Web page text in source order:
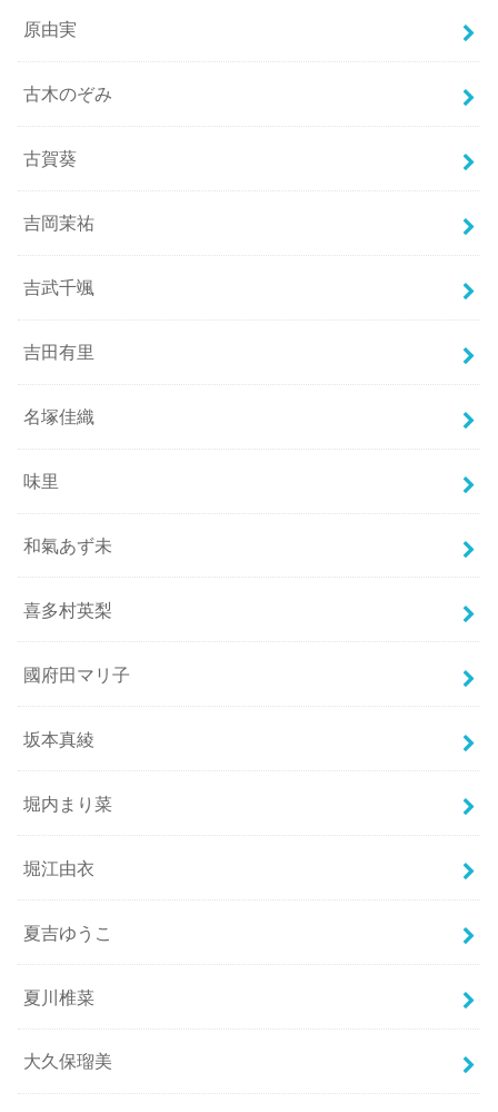
原由実
古木のぞみ
古賀葵
吉岡茉祐
吉武千颯
吉田有里
名塚佳織
味里
和氣あず未
喜多村英梨
國府田マリ子
坂本真綾
堀内まり菜
堀江由衣
夏吉ゆうこ
夏川椎菜
大久保瑠美